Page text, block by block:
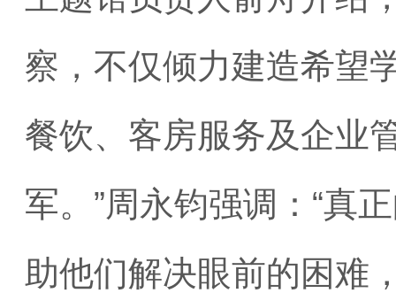
察，不仅倾力建造希望
餐饮、客房服务及企业
军。”周永钧强调：“真
助他们解决眼前的困难